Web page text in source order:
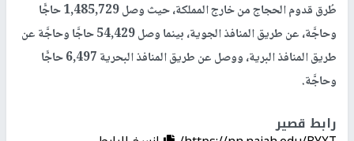
طُرق قدوم الحجاج من خارج المملكة، حيث وصل 1,485,729 حاجًّا
وحاجَّة، عن طريق المنافذ الجوية، بينما وصل 54,429 حاجَّا وحاجَّة عن
طريق المنافذ البرية، ووصل عن طريق المنافذ البحرية 6,497 حاجًّا
وحاجَّة.
رابط قصير